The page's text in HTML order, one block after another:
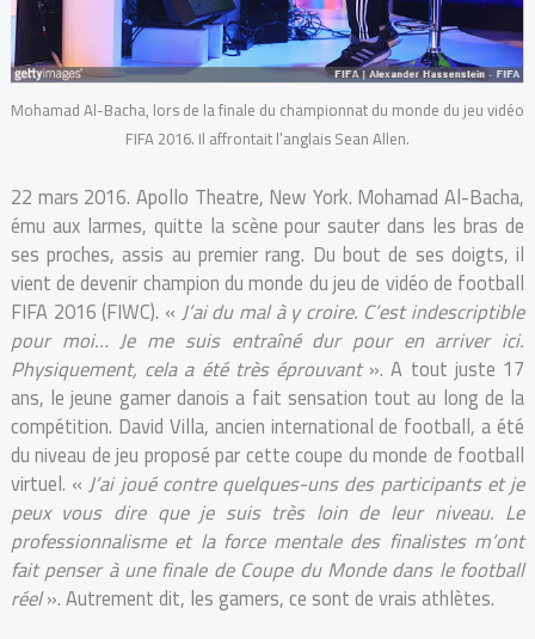
Mohamad Al-Bacha, lors de la finale du championnat du monde du jeu vidéo
FIFA 2016. Il affrontait l’anglais Sean Allen.
22 mars 2016. Apollo Theatre, New York. Mohamad Al-Bacha,
ému aux larmes, quitte la scène pour sauter dans les bras de
ses proches, assis au premier rang. Du bout de ses doigts, il
vient de devenir champion du monde du jeu de vidéo de football
FIFA 2016 (FIWC). « J’ai du mal à y croire. C’est indescriptible
pour moi… Je me suis entraîné dur pour en arriver ici.
Physiquement, cela a été très éprouvant». A tout juste 17
ans, le jeune gamer danois a fait sensation tout au long de la
compétition. David Villa, ancien international de football, a été
du niveau de jeu proposé par cette coupe du monde de football
virtuel. « J’ai joué contre quelques-uns des participants et je
peux vous dire que je suis très loin de leur niveau. Le
professionnalisme et la force mentale des finalistes m’ont
fait penser à une finale de Coupe du Monde dans le football
réel». Autrement dit, les gamers, ce sont de vrais athlètes.